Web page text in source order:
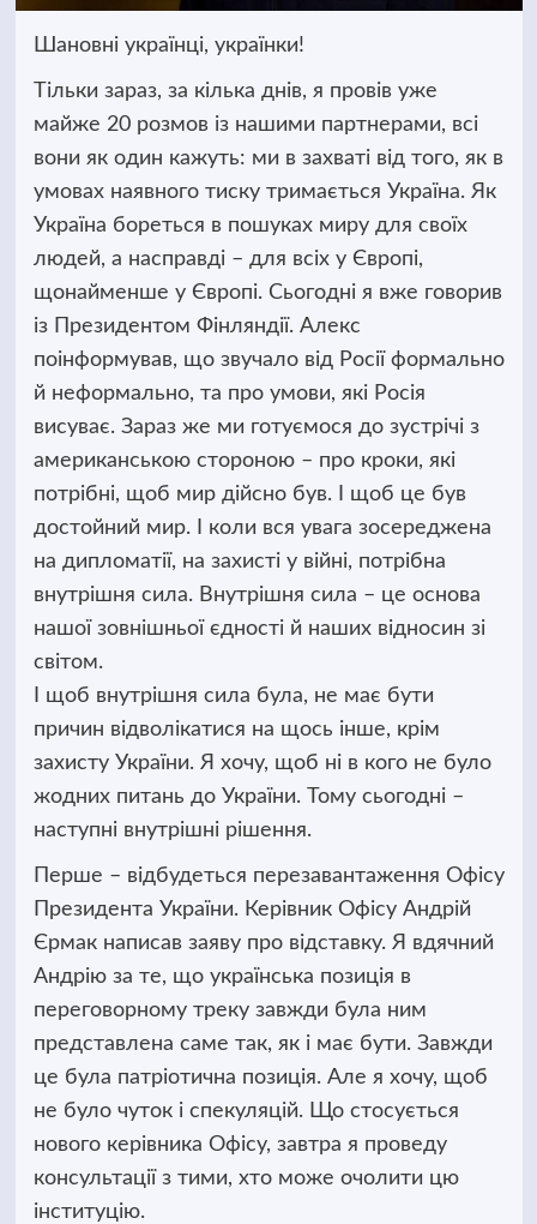
Шановні українці, українки!
Тільки зараз, за кілька днів, я провів уже
майже 20 розмов із нашими партнерами, всі
вони як один кажуть: ми в захваті від того, як в
умовах наявного тиску тримається Україна. Як
Україна бореться в пошуках миру для своїх
людей, а насправді – для всіх у Європі,
щонайменше у Європі. Сьогодні я вже говорив
із Президентом Фінляндії. Алекс
поінформував, що звучало від Росії формально
й неформально, та про умови, які Росія
висуває. Зараз же ми готуємося до зустрічі з
американською стороною – про кроки, які
потрібні, щоб мир дійсно був. І щоб це був
достойний мир. І коли вся увага зосереджена
на дипломатії, на захисті у війні, потрібна
внутрішня сила. Внутрішня сила – це основа
нашої зовнішньої єдності й наших відносин зі
світом.
І щоб внутрішня сила була, не має бути
причин відволікатися на щось інше, крім
захисту України. Я хочу, щоб ні в кого не було
жодних питань до України. Тому сьогодні –
наступні внутрішні рішення.
Перше – відбудеться перезавантаження Офісу
Президента України. Керівник Офісу Андрій
Єрмак написав заяву про відставку. Я вдячний
Андрію за те, що українська позиція в
переговорному треку завжди була ним
представлена саме так, як і має бути. Завжди
це була патріотична позиція. Але я хочу, щоб
не було чуток і спекуляцій. Що стосується
нового керівника Офісу, завтра я проведу
консультації з тими, хто може очолити цю
інституцію.